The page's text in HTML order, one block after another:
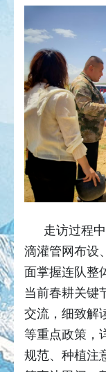
走访过程
滴灌管网布设
面掌握连队整
当前春耕关键
交流，细致解
等重点政策，
规范、种植注